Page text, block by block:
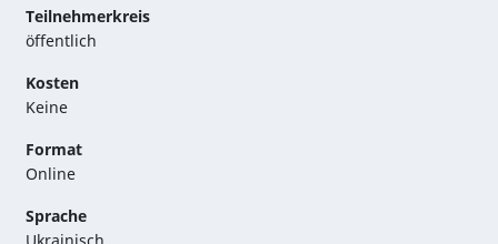
Teilnehmerkreis
öffentlich
Kosten
Keine
Format
Online
Sprache